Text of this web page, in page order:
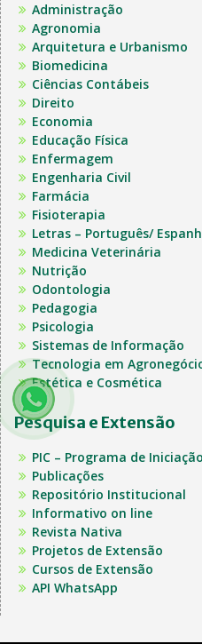
Administração
Agronomia
Arquitetura e Urbanismo
Biomedicina
Ciências Contábeis
Direito
Economia
Educação Física
Enfermagem
Engenharia Civil
Farmácia
Fisioterapia
Letras – Português/
Medicina Veterinária
Nutrição
Odontologia
Pedagogia
Psicologia
Sistemas de Informação
Tecnologia em
Estética e Cosmética
Pesquisa e Extensão
PIC – Programa de
Publicações
Repositório Institucional
Informativo on line
Revista Nativa
Projetos de Extensão
Cursos de Extensão
API WhatsApp